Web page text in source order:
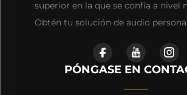
superior en la que se confía a nivel
Obtén tu solución de audio
PÓNGASE EN